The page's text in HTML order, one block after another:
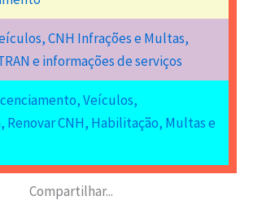
CNH Infrações e Multas,
e informações de serviços
Veículos,
Renovar CNH, Habilitação, Multas e
Compartilhar...